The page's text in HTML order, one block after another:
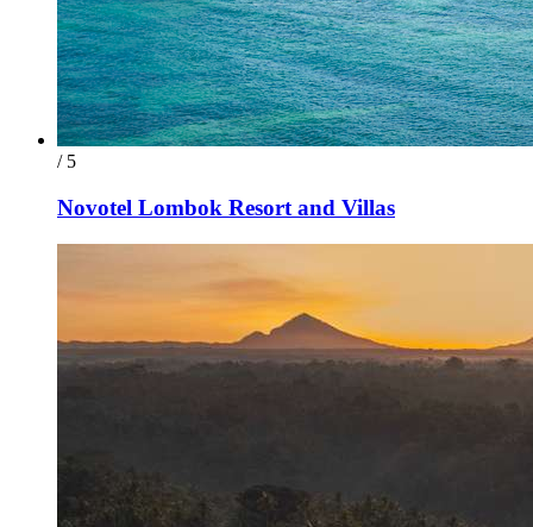
/ 5
Novotel Lombok Resort and Villas